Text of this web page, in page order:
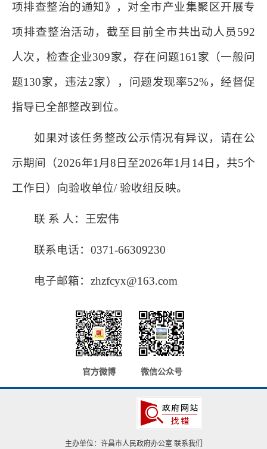
项排查整治的通知》，对全市产业集聚区开展专
项排查整治活动，截至目前全市共出动人员592
人次，检查企业309家，存在问题161家（一般问
题130家，违法2家），问题发现率52%，经督促
指导已全部整改到位。
如果对该任务整改公示情况有异议，请在公
示期间（2026年1月8日至2026年1月14日，共5个
工作日）向验收单位/ 验收组反映。
联 系 人：王宏伟
联系电话：0371-66309230
电子邮箱：zhzfcyx@163.com
官方微博 微信公众号
主办单位：许昌市人民政府办公室 联系我们